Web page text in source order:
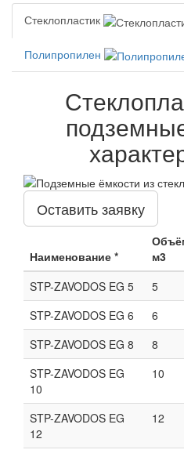
Стеклопластик
Полипропилен
Оставить заявку
Наименование *
м3
STP-ZAVODOS EG 5
5
STP-ZAVODOS EG 6
6
STP-ZAVODOS EG 8
8
STP-ZAVODOS EG
10
10
STP-ZAVODOS EG
12
12